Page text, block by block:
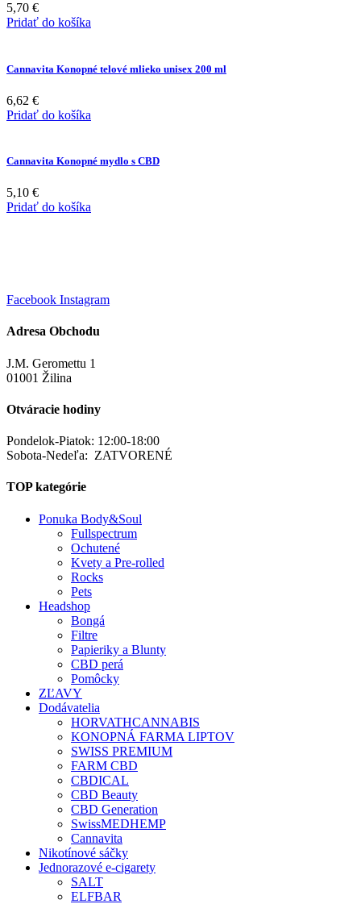
5,70 €
Pridať do košíka
Cannavita Konopné telové mlieko unisex 200 ml
6,62 €
Pridať do košíka
Cannavita Konopné mydlo s CBD
5,10 €
Pridať do košíka
Facebook Instagram
Adresa Obchodu
J.M. Geromettu 1
01001 Žilina
Otváracie hodiny
Pondelok-Piatok: 12:00-18:00
Sobota-Nedeľa: ZATVORENÉ
TOP kategórie
Ponuka Body&Soul
Fullspectrum
Ochutené
Kvety a Pre-rolled
Rocks
Pets
Headshop
Bongá
Filtre
Papieriky a Blunty
CBD perá
Pomôcky
ZĽAVY
Dodávatelia
HORVATHCANNABIS
KONOPNÁ FARMA LIPTOV
SWISS PREMIUM
FARM CBD
CBDICAL
CBD Beauty
CBD Generation
SwissMEDHEMP
Cannavita
Nikotínové sáčky
Jednorazové e-cigarety
SALT
ELFBAR